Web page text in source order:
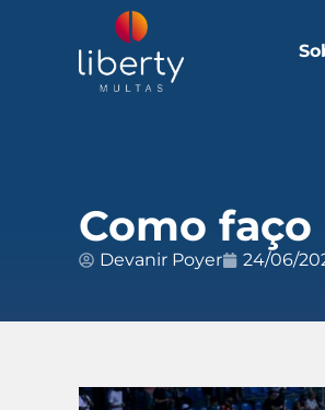
Como
Devanir Poyer 24/06/